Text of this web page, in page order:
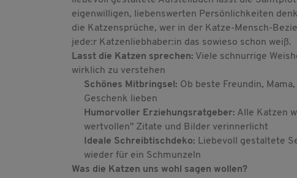
eigenwilligen, liebenswerten Persönlichkeiten
die Katzensprüche, wer in der Katze-Mensch-
jede:r Katzenliebhaber:in das sowieso schon weiß.
Lasst die Katzen sprechen: Viele schnurrige
wirklich zu verstehen
Schönes Mitbringsel: Ob beste Freundin,
Geschenk lieben
Humorvoller Erziehungsratgeber: Alle Katzen
wertvollen" Zitate und Bilder verinnerlicht
Ideale Schreibtischdeko: Liebevoll gestaltete
wieder für ein Schmunzeln
Was die Katzen uns wohl sagen wollen?